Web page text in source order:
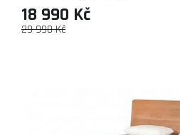
29 990 Kč
18 990 Kč